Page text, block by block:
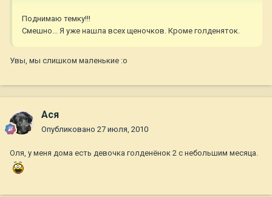
Поднимаю темку!!!
Смешно... Я уже нашла всех щеночков. Кроме голденяток.
Увы, мы слишком маленькие :o
Ася
Опубликовано 27 июля, 2010
Оля, у меня дома есть девочка голденёнок 2 с небольшим месяца.